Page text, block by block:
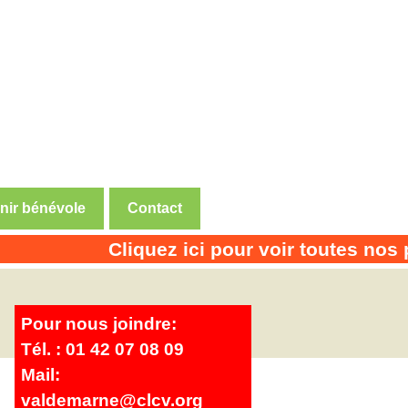
bénévole Contact
Cliquez ici pour voir toutes nos
Pour nous joindre:
Tél. : 01 42 07 08 09
Mail:
valdemarne@clcv.org